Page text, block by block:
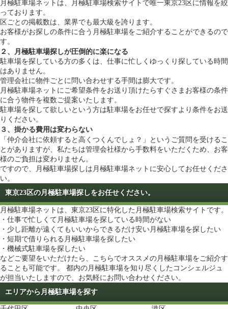
月極駐車場ネットは、月極駐車場検索サイトで唯一東京23区に情報を絞
っております。
区ごとの掲載数は、業界でも最大級を誇ります。
お客様がお探しの条件に合う月極駐車場をご紹介することができるので
す。
２、月極駐車場探しが圧倒的に楽になる
駐車場を探している方の多くは、仕事に忙しくゆっくり探している時間
はありません。
管理会社に物件ごとに問い合わせする手間は膨大です。
月極駐車場ネットにご希望条件をお送り頂けたらすぐさまお客様の条件
に合う物件を複数ご提案いたします。
駐車場を探して欲しいという方は駐車場をお任せで探すより条件をお送
りください。
３、掛かる費用は変わらない
「仲介会社に依頼すると高くつくんでしょ？」というご質問を受けるこ
とがありますが、私たちは管理会社様から手数料をいただくため、お客
様のご負担は変わりません。
ですので、月極駐車場探しは月極駐車場ネットに安心してお任せくださ
い。
東京23区の月極駐車場探しをお任せください。
月極駐車場ネットは、東京23区に特化した月極駐車場検索サイトです。
・仕事で忙しくて月極駐車場を探している時間がない
・少し距離が遠くてもいいからできるだけ安い月極駐車場を探したい
・短期で借りられる月極駐車場を探したい
・機械式駐車場を探したい
などご要望をいただけたら、こちらでオススメの月極駐車場をご紹介す
ることも可能です。 都内の月極駐車場を知り尽くしたコンシェルジュ
が担当いたしますので、お気軽にお問い合わせください。
エリアから月極駐車場を探す